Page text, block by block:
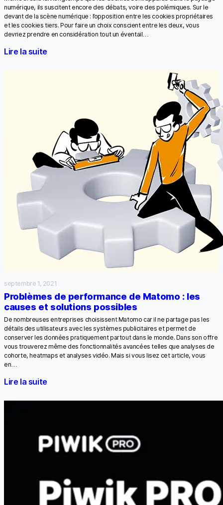
numérique, ils suscitent encore des débats, voire des polémiques. Sur le
devant de la scène numérique : l’opposition entre les cookies propriétaires
et les cookies tiers. Pour faire un choix conscient entre les deux, vous
devriez prendre en considération tout un éventail…
Lire la suite
septembre 1, 2021
Problèmes de performance de Matomo : les
causes et solutions possibles
De nombreuses entreprises choisissent Matomo car il ne partage pas les
détails des utilisateurs avec les systèmes publicitaires et permet de
conserver les données pratiquement partout dans le monde. Dans son offre
vous trouverez même des fonctionnalités avancées telles que analyses de
cohorte, heatmaps et analyses vidéo. Mais si vous lisez cet article, vous
en…
Lire la suite